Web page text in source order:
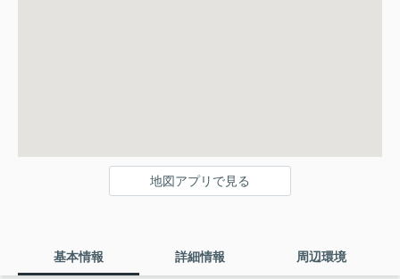
地図アプリで見る
基本情報 詳細情報 周辺環境